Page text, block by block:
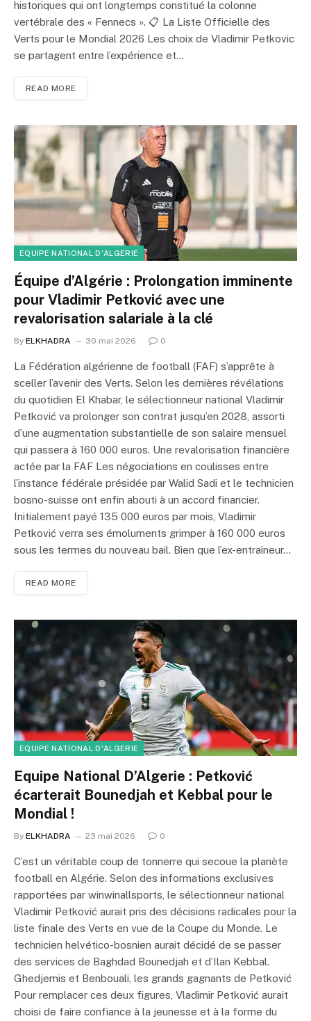
historiques qui ont longtemps constitué la colonne
vertébrale des « Fennecs ». 📋 La Liste Officielle des
Verts pour le Mondial 2026 Les choix de Vladimir Petkovic
se partagent entre l’expérience et…
READ MORE
EQUIPE NATIONAL D'ALGERIE
Équipe d’Algérie : Prolongation imminente
pour Vladimir Petković avec une
revalorisation salariale à la clé
By ELKHADRA 30 mai 2026 0
La Fédération algérienne de football (FAF) s’apprête à
sceller l’avenir des Verts. Selon les dernières révélations
du quotidien El Khabar, le sélectionneur national Vladimir
Petković va prolonger son contrat jusqu’en 2028, assorti
d’une augmentation substantielle de son salaire mensuel
qui passera à 160 000 euros. Une revalorisation financière
actée par la FAF Les négociations en coulisses entre
l’instance fédérale présidée par Walid Sadi et le technicien
bosno-suisse ont enfin abouti à un accord financier.
Initialement payé 135 000 euros par mois, Vladimir
Petković verra ses émoluments grimper à 160 000 euros
sous les termes du nouveau bail. Bien que l’ex-entraîneur…
READ MORE
EQUIPE NATIONAL D'ALGERIE
Equipe National D’Algerie : Petković
écarterait Bounedjah et Kebbal pour le
Mondial !
By ELKHADRA 23 mai 2026 0
C’est un véritable coup de tonnerre qui secoue la planète
football en Algérie. Selon des informations exclusives
rapportées par winwinallsports, le sélectionneur national
Vladimir Petković aurait pris des décisions radicales pour la
liste finale des Verts en vue de la Coupe du Monde. Le
technicien helvético-bosnien aurait décidé de se passer
des services de Baghdad Bounedjah et d’Ilan Kebbal.
Ghedjemis et Benbouali, les grands gagnants de Petković
Pour remplacer ces deux figures, Vladimir Petković aurait
choisi de faire confiance à la jeunesse et à la forme du